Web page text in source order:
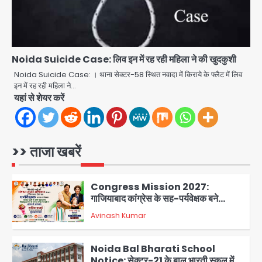
Noida Suicide Case: लिव इन में रह रही महिला ने की खुदकुशी
Noida Suicide Case: । थाना सेक्टर-58 स्थित नवादा में किराये के फ्लैट में लिव
इन में रह रही महिला ने…
यहां से शेयर करें
>> ताजा खबरें
राहुल गांधी प्रयागराज पहुंचे, साथ में प्रियंका की
बेटी मिराया; केपी ग्राउंड में छात्रों से संवाद,
सिर्फ 5 हजार मौजूद
Avinash Kumar
5
Atiq Ahmed : अबान के जनाजे में उमड़ी
भीड़, तोड़ी बैरिकेडिंग; लखनऊ जेल से लखनऊ
1
Noida District Hospital: नोएडा
2
Congress Mission 2027:
गाजियाबाद कांग्रेस के सह-पर्यवेक्षक बने
सतेन्द्र शर्मा, गौतमबुद्धनगर नेताओं ने जताया
आभार
Avinash Kumar
Noida Bal Bharati School